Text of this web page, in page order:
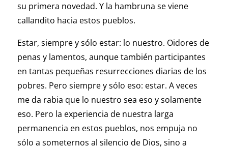
su primera novedad. Y la hambruna se viene
callandito hacia estos pueblos.
Estar, siempre y sólo estar: lo nuestro. Oidores de
penas y lamentos, aunque también participantes
en tantas pequeñas resurrecciones diarias de los
pobres. Pero siempre y sólo eso: estar. A veces
me da rabia que lo nuestro sea eso y solamente
eso. Pero la experiencia de nuestra larga
permanencia en estos pueblos, nos empuja no
sólo a someternos al silencio de Dios, sino a